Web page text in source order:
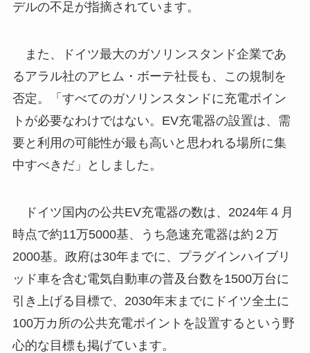
デルの不足が指摘されています。
また、ドイツ最大のガソリンスタンド企業であ
るアラル社のアヒム・ボーテ社長も、この規制を
否定。「すべてのガソリンスタンドに充電ポイン
トが必要なわけではない。EV充電器の設置は、需
要と利用の可能性が最も高いと思われる場所に集
中すべきだ」としました。
ドイツ国内の公共EV充電器の数は、2024年４月
時点で約11万5000基、うち急速充電器は約２万
2000基。政府は30年までに、プラグインハイブリ
ッド車を含む電気自動車の普及台数を1500万台に
引き上げる目標で、2030年末までにドイツ全土に
100万カ所の公共充電ポイントを設置するという野
心的な目標も掲げています。